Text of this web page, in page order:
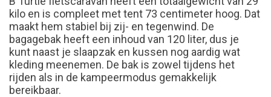
kilo en is compleet met tent 73 centimeter hoog. Dat
maakt hem stabiel bij zij- en tegenwind. De
bagagebak heeft een inhoud van 120 liter, dus je
kunt naast je slaapzak en kussen nog aardig wat
kleding meenemen. De bak is zowel tijdens het
rijden als in de kampeermodus gemakkelijk
bereikbaar.